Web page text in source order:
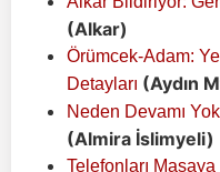
(Alkar)
Örümcek-Adam:
Detayları (Aydın
Neden Devamı
(Almira İslimyeli)
Telefonları